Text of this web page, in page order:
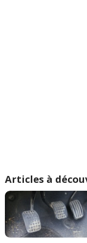
Articles à